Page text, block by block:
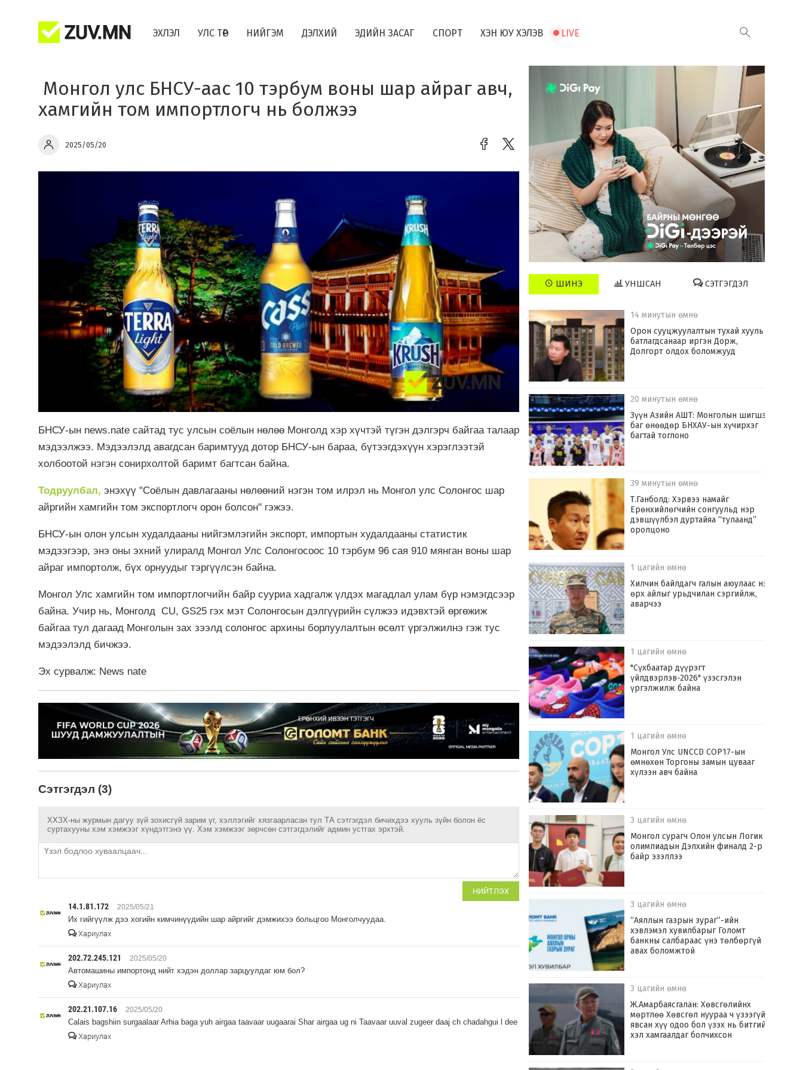
ЭХЛЭЛ УЛС ТӨР НИЙГЭМ ДЭЛХИЙ ЭДИЙН ЗАСАГ СПОРТ ХЭН ЮУ ХЭЛЭВ LIVE
​ Монгол улс БНСУ-аас 10 тэрбум воны шар айраг авч,
хамгийн том импортлогч нь болжээ
2025/05/20
БНСУ-ын news.nate сайтад тус улсын соёлын нөлөө Монголд хэр хүчтэй түгэн дэлгэрч байгаа талаар
мэдээлжээ. Мэдээлэлд авагдсан баримтууд дотор БНСУ-ын бараа, бүтээгдэхүүн хэрэглээтэй
холбоотой нэгэн сонирхолтой баримт багтсан байна.
Тодруулбал, энэхүү "Соёлын давлагааны нөлөөний нэгэн том илрэл нь Монгол улс Солонгос шар
айргийн хамгийн том экспортлогч орон болсон" гэжээ.
БНСУ-ын олон улсын худалдааны нийгэмлэгийн экспорт, импортын худалдааны статистик
мэдээгээр, энэ оны эхний улиралд Монгол Улс Солонгосоос 10 тэрбум 96 сая 910 мянган воны шар
айраг импортолж, бүх орнуудыг тэргүүлсэн байна.
Монгол Улс хамгийн том импортлогчийн байр сууриа хадгалж үлдэх магадлал улам бүр нэмэгдсээр
байна. Учир нь, Монголд CU, GS25 гэх мэт Солонгосын дэлгүүрийн сүлжээ идэвхтэй өргөжиж
байгаа тул дагаад Монголын зах зээлд солонгос архины борлуулалтын өсөлт үргэлжилнэ гэж тус
мэдээлэлд бичжээ.
Эх сурвалж: News nate
Сэтгэгдэл (3)
ХХЗХ-ны журмын дагуу зүй зохисгүй зарим үг, хэллэгийг хязгаарласан тул ТА сэтгэгдэл бичихдээ хууль зүйн болон ёс
суртахууны хэм хэмжээг хүндэтгэнэ үү. Хэм хэмжээг зөрчсөн сэтгэгдэлийг админ устгах эрхтэй.
НИЙТЛЭХ
14.1.81.172 2025/05/21
Их гийгүүлж дээ хогийн кимчинүүдийн шар айргийг дэмжихээ больцгоо Монголчуудаа.
Хариулах
202.72.245.121 2025/05/20
Автомашины импортонд нийт хэдэн доллар зарцуулдаг юм бол?
Хариулах
202.21.107.16 2025/05/20
Calais bagshiin surgaalaar Arhia baga yuh airgaa taavaar uugaarai Shar airgaa ug ni Taavaar uuval zugeer daaj ch chadahgui l dee
Хариулах
ШИНЭ УНШСАН СЭТГЭГДЭЛ
14 минутын өмнө
Орон сууцжуулалтын тухай хууль
батлагдсанаар иргэн Дорж,
Долгорт олдох боломжууд
20 минутын өмнө
Зүүн Азийн АШТ: Монголын шигшээ
баг өнөөдөр БНХАУ-ын хүчирхэг
багтай тоглоно
39 минутын өмнө
Т.Ганболд: Хэрвээ намайг
Ерөнхийлөгчийн сонгуульд нэр
дэвшүүлбэл дуртайяа “тулаанд”
оролцоно
1 цагийн өмнө
Хилчин байлдагч галын аюулаас нэг
өрх айлыг урьдчилан сэргийлж,
аварчээ
1 цагийн өмнө
"Сүхбаатар дүүрэгт
үйлдвэрлэв-2026" үзэсгэлэн
үргэлжилж байна
1 цагийн өмнө
Монгол Улс UNCCD COP17-ын
өмнөхөн Торгоны замын цувааг
хүлээн авч байна
3 цагийн өмнө
Монгол сурагч Олон улсын Логик
олимпиадын Дэлхийн финалд 2-р
байр эзэллээ
3 цагийн өмнө
“Аяллын газрын зураг”-ийн
хэвлэмэл хувилбарыг Голомт
банкны салбараас үнэ төлбөргүй
авах боломжтой
3 цагийн өмнө
Ж.Амарбаясгалан: Хөвсгөлийнх
мөртлөө Хөвсгөл нуураа ч үзээгүй
явсан хүү одоо бол үзэх нь битгий
хэл хамгаалдаг болчихсон